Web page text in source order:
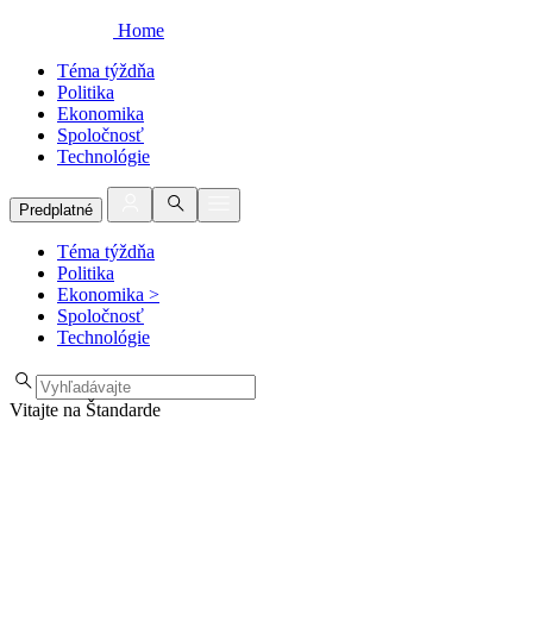
Home
Téma týždňa
Politika
Ekonomika
Spoločnosť
Technológie
Predplatné
Téma týždňa
Politika
Ekonomika >
Spoločnosť
Technológie
Vitajte na Štandarde